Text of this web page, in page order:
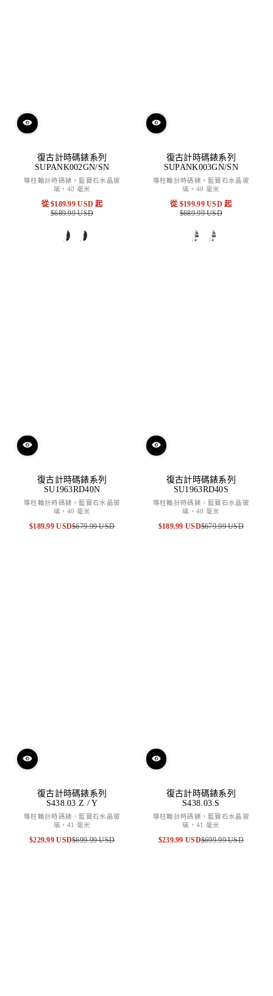
復古計時碼錶系列
SUPANK002GN/SN
導柱輪計時碼錶，藍寶石水晶玻
璃，40 毫米
特
從$189.99 USD 起
原
$689.99 USD
復古計時碼錶系列
SUPANK003GN/SN
導柱輪計時碼錶，藍寶石水晶玻
璃，40 毫米
特
從 $199.99 USD 起
原
$689.99 USD
復古計時碼錶系列
SU1963RD40N
導柱輪計時碼錶，藍寶石水晶玻
璃，40 毫米
特
$189.99 USD
原
$679.99 USD
復古計時碼錶系列
SU1963RD40S
導柱輪計時碼錶，藍寶石水晶玻
璃，40 毫米
特
$189.99 USD
原
$679.99 USD
復古計時碼錶系列
S438.03.Z / Y
導柱輪計時碼錶，藍寶石水晶玻
璃，41 毫米
特
$229.99 USD
原
$699.99 USD
復古計時碼錶系列
S438.03.S
導柱輪計時碼錶，藍寶石水晶玻
璃，41 毫米
特
$239.99 USD
原
$699.99 USD